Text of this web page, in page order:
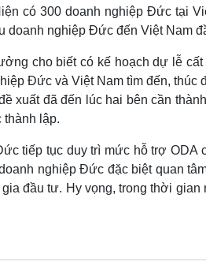
có 300 doanh nghiệp Đức tại
doanh nghiệp Đức đến Việt Nam
cho biết có kế hoạch dự lễ
Đức và Việt Nam tìm đến,
xuất đã đến lúc hai bên cần
thành lập.
tiếp tục duy trì mức hỗ trợ ODA
nghiệp Đức đặc biệt quan
đầu tư. Hy vọng, trong thời